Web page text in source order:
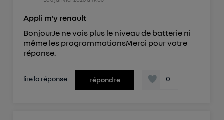
Appli m'y renault
BonjourJe ne vois plus le niveau de batterie ni
même les programmationsMerci pour votre
réponse.
lire la réponse répondre 0